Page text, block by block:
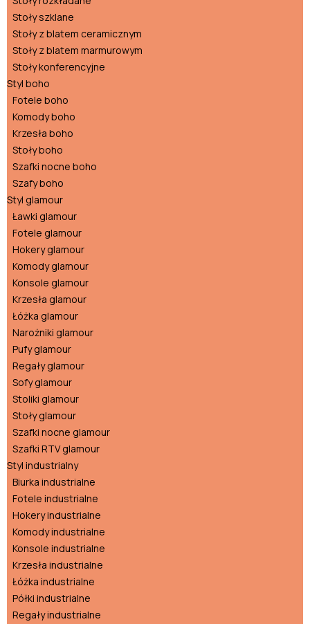
Stoły szklane
Stoły z blatem ceramicznym
Stoły z blatem marmurowym
Stoły konferencyjne
Styl boho
Fotele boho
Komody boho
Krzesła boho
Stoły boho
Szafki nocne boho
Szafy boho
Styl glamour
Ławki glamour
Fotele glamour
Hokery glamour
Komody glamour
Konsole glamour
Krzesła glamour
Łóżka glamour
Narożniki glamour
Pufy glamour
Regały glamour
Sofy glamour
Stoliki glamour
Stoły glamour
Szafki nocne glamour
Szafki RTV glamour
Styl industrialny
Biurka industrialne
Fotele industrialne
Hokery industrialne
Komody industrialne
Konsole industrialne
Krzesła industrialne
Łóżka industrialne
Półki industrialne
Regały industrialne